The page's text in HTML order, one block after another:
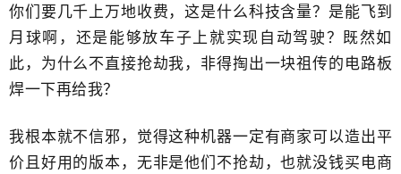
你们要几千上万地收费，这是什么科技含量？是能飞到
月球啊，还是能够放车子上就实现自动驾驶？既然如
此，为什么不直接抢劫我，非得掏出一块祖传的电路板
焊一下再给我？
我根本就不信邪，觉得这种机器一定有商家可以造出平
价且好用的版本，无非是他们不抢劫，也就没钱买电商